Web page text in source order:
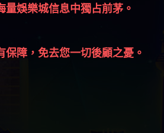
娛樂城信息中獨占前茅。
障，免去您一切後顧之憂。